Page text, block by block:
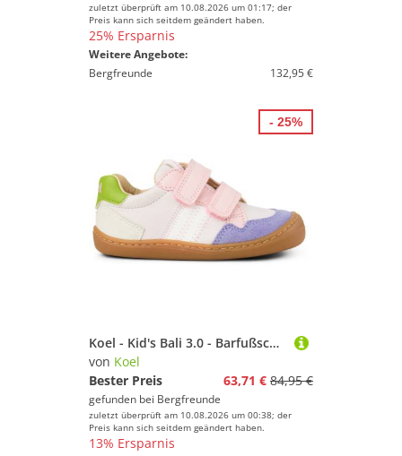
zuletzt überprüft am 10.08.2026 um 01:17; der
Preis kann sich seitdem geändert haben.
25% Ersparnis
Weitere Angebote:
Bergfreunde
132,95 €
Koel - Kid's Bali 3.0 - Barfußschuhe Gr 26 bunt
von Koel
Bester Preis
63,71 € 84,95 €
gefunden bei Bergfreunde
zuletzt überprüft am 10.08.2026 um 00:38; der
Preis kann sich seitdem geändert haben.
13% Ersparnis
- 25%